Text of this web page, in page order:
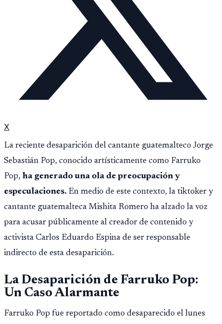
X
La reciente desaparición del cantante guatemalteco Jorge
Sebastián Pop, conocido artísticamente como Farruko
Pop, ha generado una ola de preocupación y
especulaciones. En medio de este contexto, la tiktoker y
cantante guatemalteca Mishita Romero ha alzado la voz
para acusar públicamente al creador de contenido y
activista Carlos Eduardo Espina de ser responsable
indirecto de esta desaparición.
La Desaparición de Farruko Pop:
Un Caso Alarmante
Farruko Pop fue reportado como desaparecido el lunes